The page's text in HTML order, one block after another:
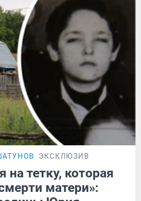
ЭКСКЛЮЗИВ
на тетку, которая
матери»: